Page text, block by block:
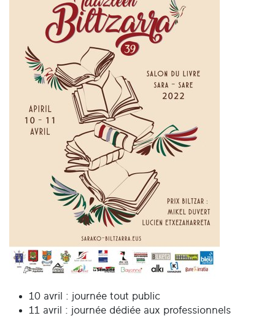
10 avril : journée tout public
11 avril : journée dédiée aux professionnels